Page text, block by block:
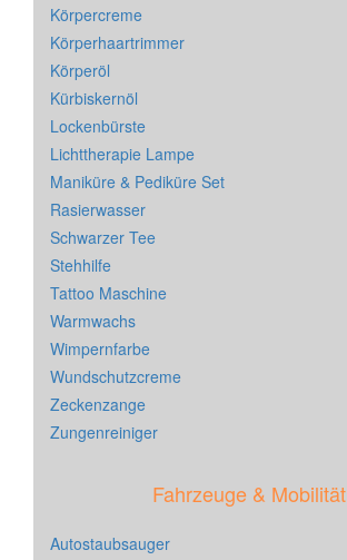
Körpercreme
Körperhaartrimmer
Körperöl
Kürbiskernöl
Lockenbürste
Lichttherapie Lampe
Maniküre & Pediküre Set
Rasierwasser
Schwarzer Tee
Stehhilfe
Tattoo Maschine
Warmwachs
Wimpernfarbe
Wundschutzcreme
Zeckenzange
Zungenreiniger
Fahrzeuge & Mobilität
Autostaubsauger